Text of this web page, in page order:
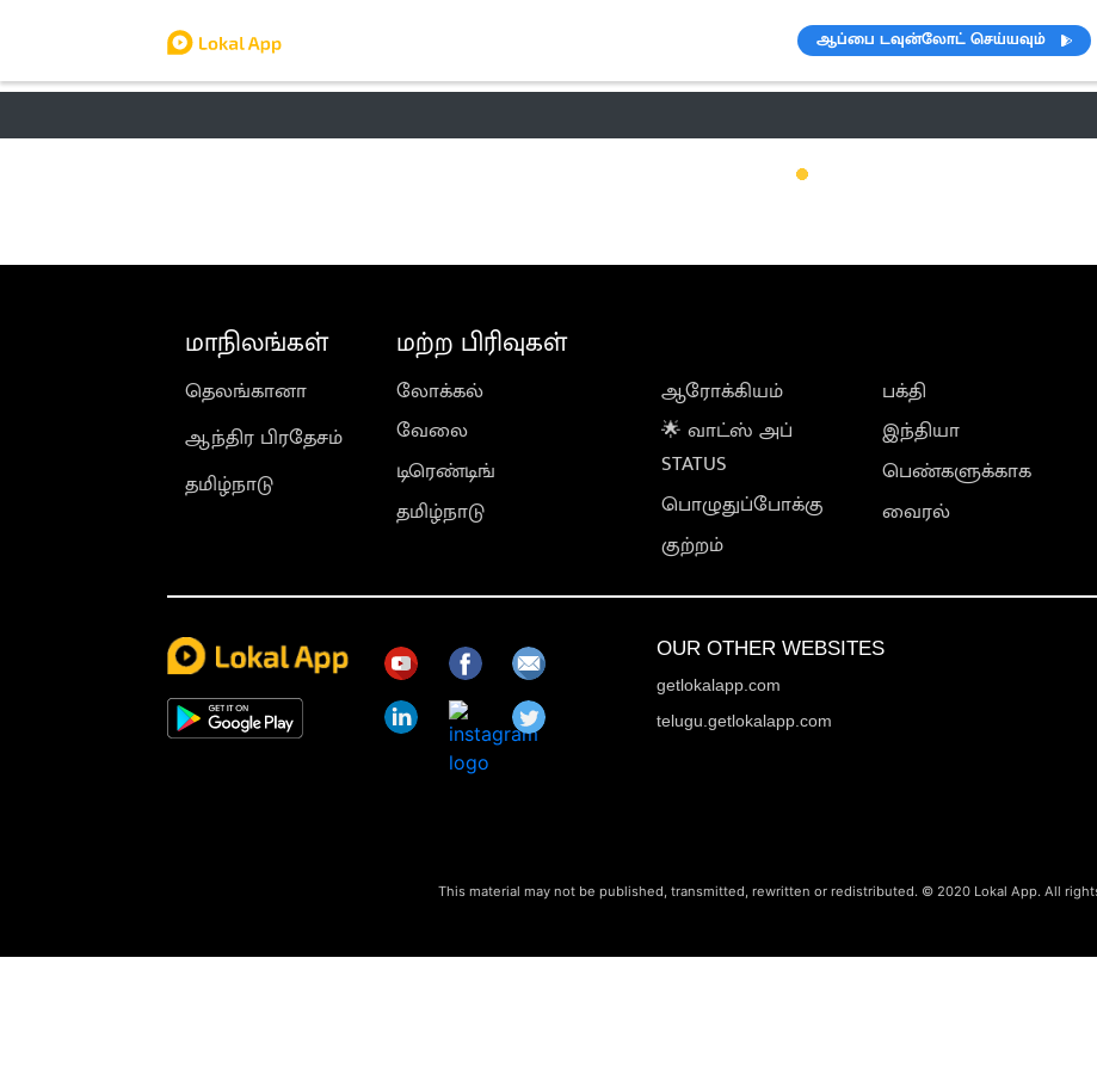
ஆப்பை டவுன்லோட் செய்யவும்
மாநிலங்கள்
தெலங்கானா
ஆந்திர பிரதேசம்
தமிழ்நாடு
மற்ற பிரிவுகள்
லோக்கல்
வேலை
டிரெண்டிங்
தமிழ்நாடு
ஆரோக்கியம்
🌟 வாட்ஸ் அப்
STATUS
பொழுதுப்போக்கு
குற்றம்
பக்தி
இந்தியா
பெண்களுக்காக
வைரல்
OUR OTHER WEBSITES
getlokalapp.com
telugu.getlokalapp.com
This material may not be published, transmitted, rewritten or redistributed. © 2020 Lokal App. All